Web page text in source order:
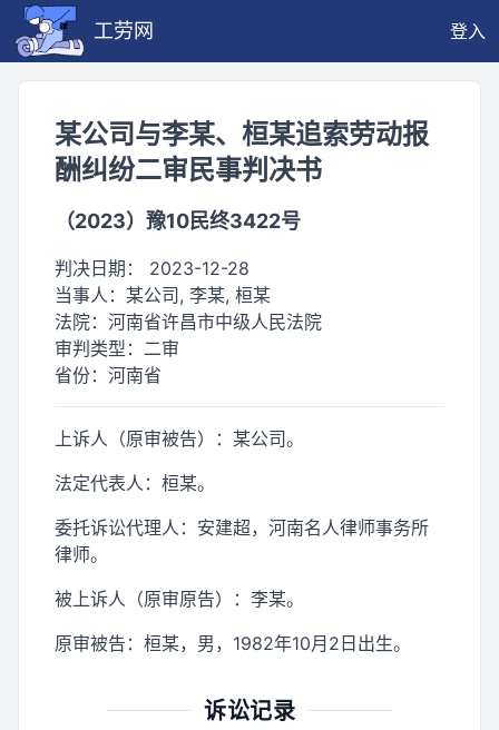
工劳网 登入
某公司与李某、桓某追索劳动报
酬纠纷二审民事判决书
（2023）豫10民终3422号
判决日期： 2023-12-28
当事人： 某公司, 李某, 桓某
法院： 河南省许昌市中级人民法院
审判类型： 二审
省份： 河南省
上诉人（原审被告）：某公司。
法定代表人：桓某。
委托诉讼代理人：安建超，河南名人律师事务所
律师。
被上诉人（原审原告）：李某。
原审被告：桓某，男，1982年10月2日出生。
诉讼记录